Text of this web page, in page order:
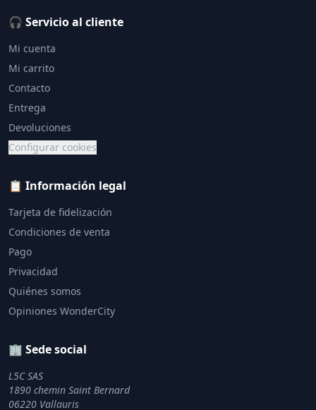
🎧 Servicio al cliente
Mi cuenta
Mi carrito
Contacto
Entrega
Devoluciones
Configurar cookies
📋 Información legal
Tarjeta de fidelización
Condiciones de venta
Pago
Privacidad
Quiénes somos
Opiniones WonderCity
🏢 Sede social
L5C SAS
1890 chemin Saint Bernard
06220 Vallauris